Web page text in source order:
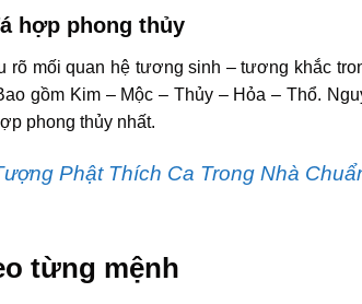
hợp phong thủy
mối quan hệ tương sinh – tương khắc
gồm Kim – Mộc – Thủy – Hỏa – Thổ.
phong thủy nhất.
Phật Thích Ca Trong Nhà
từng mệnh